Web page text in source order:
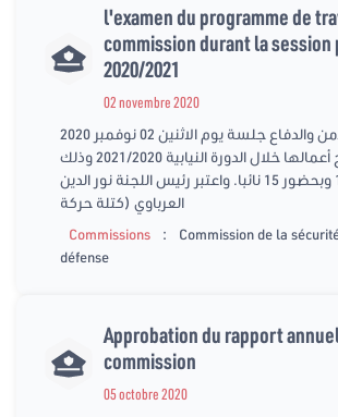
l'examen du programme de
commission durant la
2020/2021
02 novembre 2020
عقدت لجنة الأمن والدفاع جلسة يوم الاثنين 02 نوفمبر 2020
للنظر في برنامج أعمالها خلال الدورة النيابية 2021/2020 وذلك
على الساعة 10:30 وبحضور 15 نائبا. واعتبر رئيس اللجنة نور الدين
العرباوي (كتلة حركة
Commissions
:
Commission de la
défense
Approbation du rapport
commission
05 octobre 2020